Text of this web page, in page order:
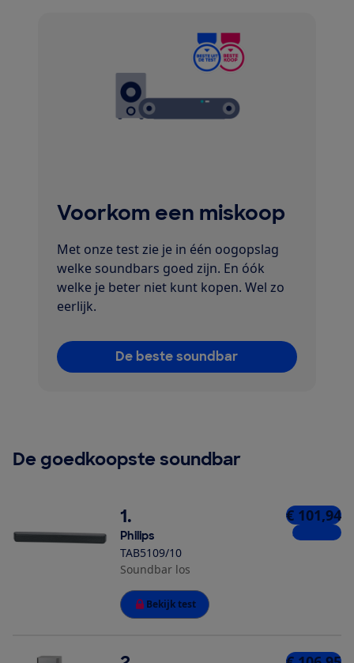
Voorkom een miskoop
Met onze test zie je in één oogopslag
welke soundbars goed zijn. En óók
welke je beter niet kunt kopen. Wel zo
eerlijk.
De beste soundbar
De goedkoopste soundbar
1.
Philips
TAB5109/10
Soundbar los
Bekijk test
€ 101,94
3 winkels